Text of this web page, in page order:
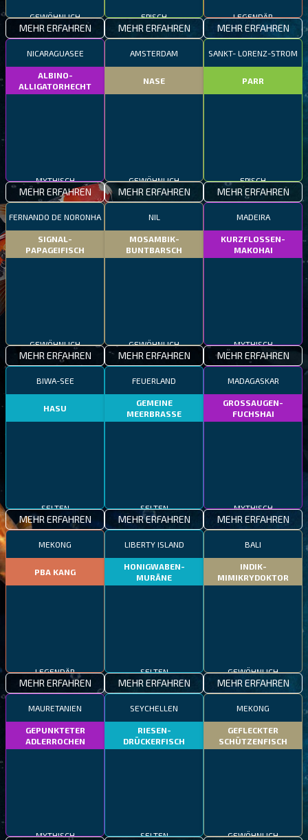
GEWÖHNLICH
MEHR ERFAHREN
EPISCH
MEHR ERFAHREN
LEGENDÄR
MEHR ERFAHREN
NICARAGUASEE
ALBINO-
ALLIGATORHECHT
MYTHISCH
MEHR ERFAHREN
AMSTERDAM
NASE
GEWÖHNLICH
MEHR ERFAHREN
SANKT- LORENZ-STROM
PARR
EPISCH
MEHR ERFAHREN
FERNANDO DE NORONHA
SIGNAL-
PAPAGEIFISCH
GEWÖHNLICH
MEHR ERFAHREN
NIL
MOSAMBIK-
BUNTBARSCH
GEWÖHNLICH
MEHR ERFAHREN
MADEIRA
KURZFLOSSEN-
MAKOHAI
MYTHISCH
MEHR ERFAHREN
BIWA-SEE
HASU
SELTEN
MEHR ERFAHREN
FEUERLAND
GEMEINE
MEERBRASSE
SELTEN
MEHR ERFAHREN
MADAGASKAR
GROSSAUGEN-
FUCHSHAI
MYTHISCH
MEHR ERFAHREN
MEKONG
PBA KANG
LEGENDÄR
MEHR ERFAHREN
LIBERTY ISLAND
HONIGWABEN-
MURÄNE
SELTEN
MEHR ERFAHREN
BALI
INDIK-
MIMIKRYDOKTOR
GEWÖHNLICH
MEHR ERFAHREN
MAURETANIEN
GEPUNKTETER
ADLERROCHEN
MYTHISCH
SEYCHELLEN
RIESEN-
DRÜCKERFISCH
SELTEN
MEKONG
GEFLECKTER
SCHÜTZENFISCH
GEWÖHNLICH